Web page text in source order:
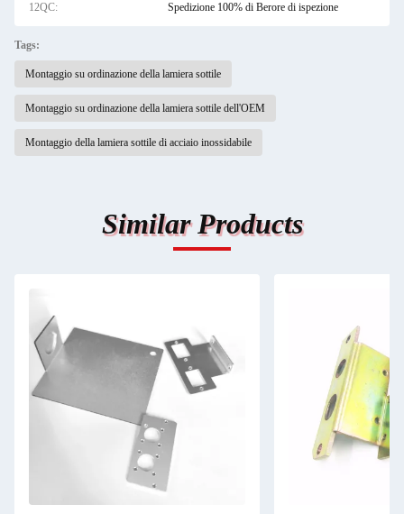
12QC: Spedizione 100% di Berore di ispezione
Tags:
Montaggio su ordinazione della lamiera sottile
Montaggio su ordinazione della lamiera sottile dell'OEM
Montaggio della lamiera sottile di acciaio inossidabile
Similar Products